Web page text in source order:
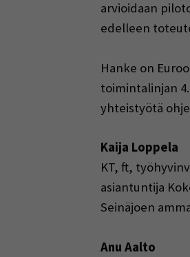
arvioidaan
edelleen
Hanke on
toimintalinjan
yhteistyötä
Kaija Loppela
KT, ft,
asiantuntija
Seinäjoen
Anu Aalto